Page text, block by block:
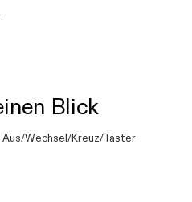
Blick
Aus/Wechsel/Kreuz/Taster